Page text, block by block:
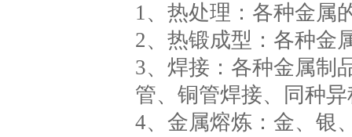
1、热处理：各种金属
2、热锻成型：各种金
3、焊接：各种金属制
管、铜管焊接、同种
4、金属熔炼：金、银